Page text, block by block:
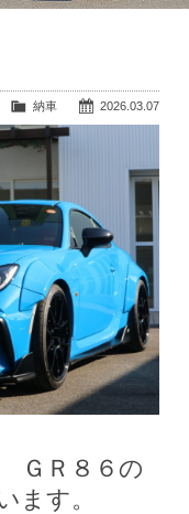
2026.03.07
納車
ＧＲ８６の
ます。